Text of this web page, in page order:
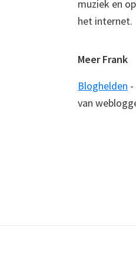
muziek en
het internet.
Meer Frank
Bloghelden
van